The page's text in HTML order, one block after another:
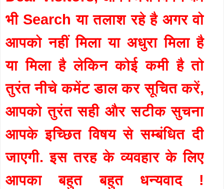
भी Search या तलाश रहे है अगर वो
आपको नहीं मिला या अधुरा मिला है
या मिला है लेकिन कोई कमी है तो
तुरंत नीचे कमेंट डाल कर सूचित करें,
आपको तुरंत सही और सटीक सुचना
आपके इच्छित विषय से सम्बंधित दी
जाएगी. इस तरह के व्यवहार के लिए
आपका बहुत बहुत धन्यवाद !